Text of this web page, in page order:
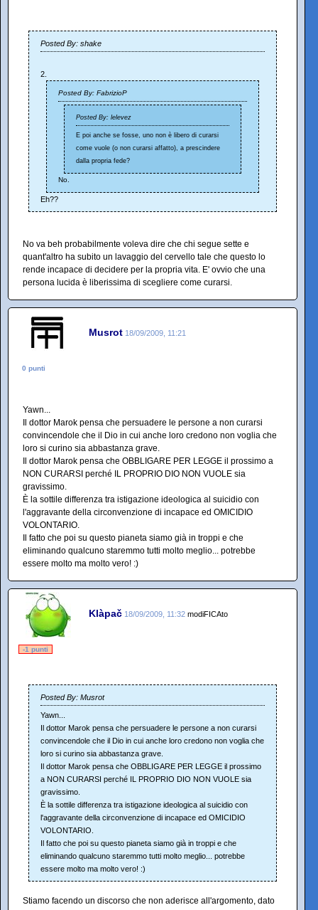
Posted By: shake
2.
Posted By: FabrizioP
Posted By: lelevez
E poi anche se fosse, uno non è libero di curarsi
come vuole (o non curarsi affatto), a prescindere
dalla propria fede?
No.
Eh??
No va beh probabilmente voleva dire che chi segue sette e
quant'altro ha subito un lavaggio del cervello tale che questo lo
rende incapace di decidere per la propria vita. E' ovvio che una
persona lucida è liberissima di scegliere come curarsi.
Musrot 18/09/2009, 11:21
0 punti
Yawn...
Il dottor Marok pensa che persuadere le persone a non curarsi
convincendole che il Dio in cui anche loro credono non voglia che
loro si curino sia abbastanza grave.
Il dottor Marok pensa che OBBLIGARE PER LEGGE il prossimo a
NON CURARSI perché IL PROPRIO DIO NON VUOLE sia
gravissimo.
È la sottile differenza tra istigazione ideologica al suicidio con
l'aggravante della circonvenzione di incapace ed OMICIDIO
VOLONTARIO.
Il fatto che poi su questo pianeta siamo già in troppi e che
eliminando qualcuno staremmo tutti molto meglio... potrebbe
essere molto ma molto vero! :)
Klàpač 18/09/2009, 11:32 modiFICAto
-1 punti
Posted By: Musrot
Yawn...
Il dottor Marok pensa che persuadere le persone a non curarsi
convincendole che il Dio in cui anche loro credono non voglia che
loro si curino sia abbastanza grave.
Il dottor Marok pensa che OBBLIGARE PER LEGGE il prossimo
a NON CURARSI perché IL PROPRIO DIO NON VUOLE sia
gravissimo.
È la sottile differenza tra istigazione ideologica al suicidio con
l'aggravante della circonvenzione di incapace ed OMICIDIO
VOLONTARIO.
Il fatto che poi su questo pianeta siamo già in troppi e che
eliminando qualcuno staremmo tutti molto meglio... potrebbe
essere molto ma molto vero! :)
Stiamo facendo un discorso che non aderisce all'argomento, dato